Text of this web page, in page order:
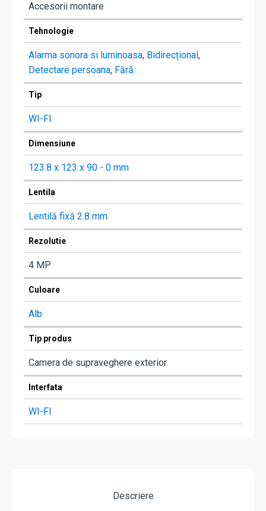
Accesorii montare
Tehnologie
Alarma sonora si luminoasa, Bidirecțional ,
Detectare persoana, Fără
Tip
WI-FI
Dimensiune
123.8 x 123 x 90 - 0 mm
Lentila
Lentilă fixă 2.8 mm
Rezolutie
4 MP
Culoare
Alb
Tip produs
Camera de supraveghere exterior
Interfata
WI-FI
Descriere